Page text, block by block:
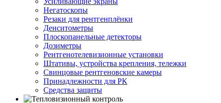
Негатоскопы
Резаки для рентгенплёнки
Денситометры
Плоскопанельные детекторы
Дозиметры
Рентгенотелевизионные установки
Штативы, устройства крепления, тележки
Свинцовые рентгеновские камеры
Принадлежности для РК
Средства защиты